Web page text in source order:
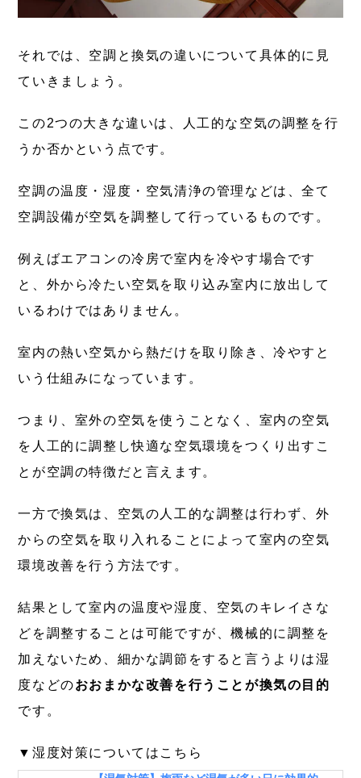
それでは、空調と換気の違いについて具体的に見
ていきましょう。
この2つの大きな違いは、 人工的な空気の調整 を行
うか否かという点です。
空調の温度・湿度・空気清浄の管理などは、全て
空調設備が空気を調整して行っているものです。
例えばエアコンの冷房で室内を冷やす場合です
と、外から冷たい空気を取り込み室内に放出して
いるわけではありません。
室内の熱い空気から熱だけを取り除き、冷やすと
いう仕組みになっています。
つまり、室外の空気を使うことなく、室内の空気
を人工的に調整し快適な空気環境をつくり出す こ
とが空調の特徴だと言えます。
一方で換気は、空気の人工的な調整は行わず、外
からの空気を取り入れることによって室内の空気
環境改善を行う方法です。
結果として室内の温度や湿度、空気のキレイさな
どを調整することは可能ですが、機械的に調整を
加えないため、細かな調節をすると言うよりは湿
度などのおおまかな改善を行うことが換気の目的
です。
▼湿度対策についてはこちら